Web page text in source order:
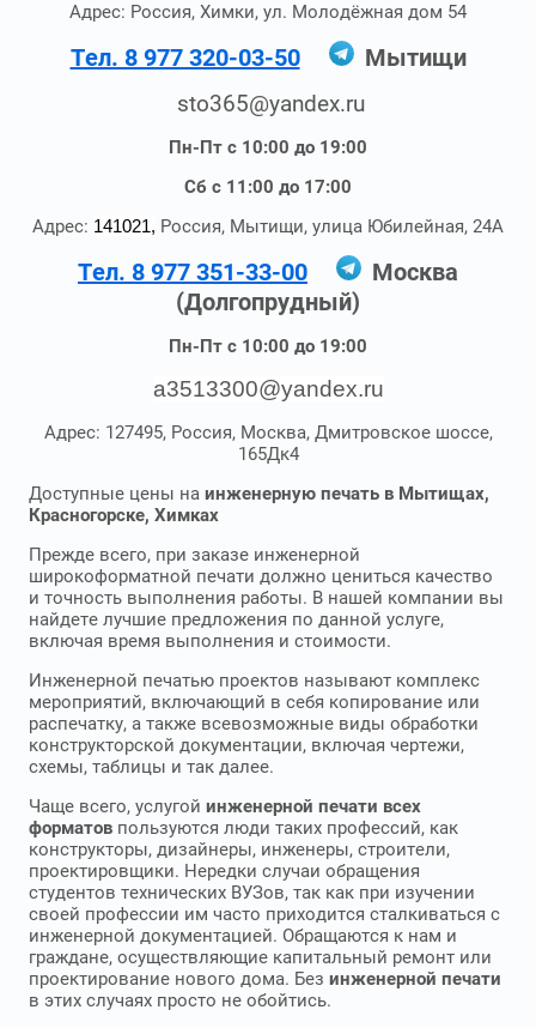
Адрес: Россия, Химки, ул. Молодёжная дом 54
Тел. 8 977 320-03-50 Мытищи
sto365@yandex.ru
Пн-Пт с 10:00 до 19:00
Сб с 11:00 до 17:00
Адрес: 141021, Россия, Мытищи, улица Юбилейная, 24А
Тел. 8 977 351-33-00
Москва
(Долгопрудный)
Пн-Пт с 10:00 до 19:00
a3513300@yandex.ru
Адрес: 127495, Россия, Москва, Дмитровское шоссе,
165Дк4
Доступные цены на инженерную печать в Мытищах,
Красногорске, Химках
Прежде всего, при заказе инженерной
широкоформатной печати должно цениться качество
и точность выполнения работы. В нашей компании вы
найдете лучшие предложения по данной услуге,
включая время выполнения и стоимости.
Инженерной печатью проектов называют комплекс
мероприятий, включающий в себя копирование или
распечатку, а также всевозможные виды обработки
конструкторской документации, включая чертежи,
схемы, таблицы и так далее.
Чаще всего, услугой инженерной печати всех
форматов пользуются люди таких профессий, как
конструкторы, дизайнеры, инженеры, строители,
проектировщики. Нередки случаи обращения
студентов технических ВУЗов, так как при изучении
своей профессии им часто приходится сталкиваться с
инженерной документацией. Обращаются к нам и
граждане, осуществляющие капитальный ремонт или
проектирование нового дома. Без инженерной печати
в этих случаях просто не обойтись.